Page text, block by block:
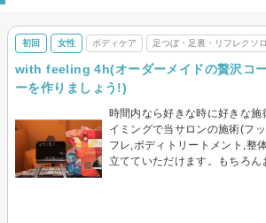
初回 女性 ボディケア 足つぼ・足裏・リフレクソ
with feeling 4h(オーダーメイドの贅沢コ
ーを作りましょう!)
時間内なら好きな時に好きな施
イミングで当サロンの施術(フ
フレ,ボディトリートメント,整
立てていただけます。もちろん